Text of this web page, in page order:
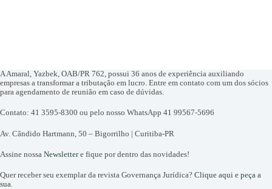
A Amaral, Yazbek, OAB/PR 762, possui 36 anos de experiência auxiliando
empresas a transformar a tributação em lucro. Entre em contato com um dos sócios
para agendamento de reunião em caso de dúvidas.
Contato: 41 3595-8300 ou pelo nosso WhatsApp 41 99567-5696
Av. Cândido Hartmann, 50 – Bigorrilho | Curitiba-PR
Assine nossa Newslettere fique por dentro das novidades!
Quer receber seu exemplar da revista Governança Jurídica? Clique aqui e peça a
sua.